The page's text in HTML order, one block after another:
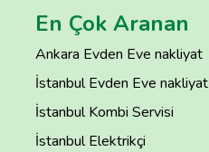
En Çok Aranan
Ankara Evden Eve nakliyat
İstanbul Evden Eve nakliyat
İstanbul Kombi Servisi
İstanbul Elektrikçi